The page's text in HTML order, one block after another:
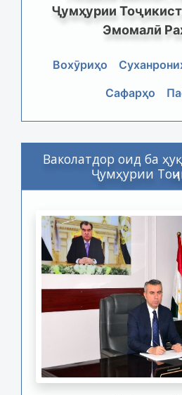
Ҷумҳурии
Эмомалӣ
Вохӯриҳо
Сафарҳо
Ваколатдор оид ба
Ҷумҳурии